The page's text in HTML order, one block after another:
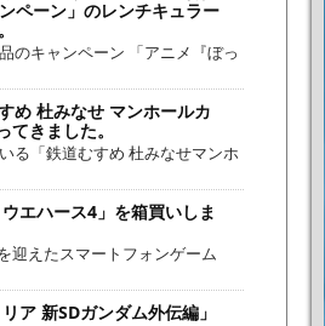
ペーン」のレンチキュラー
のキャンペーン 「アニメ『ぼっ
め 杜みなせ マンホールカ
きました。
る「鉄道むすめ 杜みなせマンホ
エハース4」を箱買いしま
迎えたスマートフォンゲーム
ア 新SDガンダム外伝編」